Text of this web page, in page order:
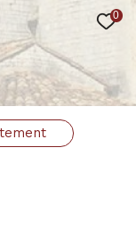
0
à vos